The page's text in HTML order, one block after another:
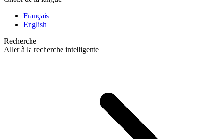
Français
English
Recherche
Aller à la recherche intelligente